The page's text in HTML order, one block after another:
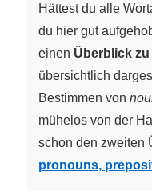
Hättest du alle
du hier gut
einen Überblick
übersichtlich
Bestimmen von
mühelos von der
schon den zweiten
pronouns,